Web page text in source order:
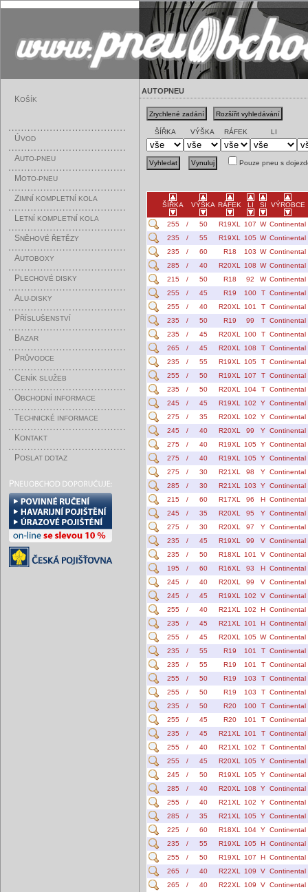
KOŠÍK
ÚVOD
AUTO-PNEU
MOTO-PNEU
ZIMNÍ KOMPLETNÍ KOLA
LETNÍ KOMPLETNÍ KOLA
SNĚHOVÉ ŘETĚZY
AUTOBOXY
PLECHOVÉ DISKY
ALU-DISKY
PŘÍSLUŠENSTVÍ
BAZAR
PRŮVODCE
CENÍK SLUŽEB
OBCHODNÍ INFORMACE
TECHNICKÉ INFORMACE
KONTAKT
POSLAT DOTAZ
AUTOPNEU
ŠÍŘKA VÝŠKA RÁFEK LI
Pouze pneu s
ŠÍŘKA VÝŠKA RÁFEK LI SI VÝROBCE
255 / 50 R19XL 107 W Continental
235
/ 55 R19XL 105 W Continental
235
/ 60 R18 103 W Continental
285
/ 40 R20XL 108 W Continental
215
/ 50 R18 92 W Continental
255
/ 45 R19 100 T Continental
255
/ 40 R20XL 101 T Continental
235
/ 50 R19 99 T Continental
235
/ 45 R20XL 100 T Continental
265
/ 45 R20XL 108 T Continental
235
/ 55 R19XL 105 T Continental
255
/ 50 R19XL 107 T Continental
235
/ 50 R20XL 104 T Continental
245
/ 45 R19XL 102 Y Continental
275
/ 35 R20XL 102 Y Continental
245
/ 40 R20XL 99 Y Continental
275
/ 40 R19XL 105 Y Continental
275
/ 40 R19XL 105 Y Continental
275
/ 30 R21XL 98 Y Continental
285
/ 30 R21XL 103 Y Continental
215
/ 60 R17XL 96 H
Continental
245
/ 35 R20XL 95 Y Continental
275
/ 30 R20XL 97 Y Continental
235
/ 45 R19XL 99 V Continental
235
/ 50 R18XL 101 V Continental
195
/ 60 R16XL 93 H
Continental
245
/ 40 R20XL 99 V Continental
245
/ 45 R19XL 102 V Continental
255
/ 40 R21XL 102 H
Continental
235
/ 45 R21XL 101 H
Continental
255
/ 45 R20XL 105 W Continental
235
/ 55 R19 101 T Continental
235
/ 55 R19 101 T Continental
255
/ 50 R19 103 T Continental
255
/ 50 R19 103 T Continental
235
/ 50 R20 100 T Continental
255
/ 45 R20 101 T Continental
235
/ 45 R21XL 101 T Continental
255
/ 40 R21XL 102 T Continental
255
/ 45 R20XL 105 Y Continental
245
/ 50 R19XL 105 Y Continental
285
/ 40 R20XL 108 Y Continental
255
/ 40 R21XL 102 Y Continental
285
/ 35 R21XL 105 Y Continental
225
/ 60 R18XL 104 Y Continental
235
/ 55 R19XL 105 H
Continental
255
/ 50 R19XL 107 H
Continental
265
/ 40 R22XL 109 V Continental
265
/ 40 R22XL 109 V Continental